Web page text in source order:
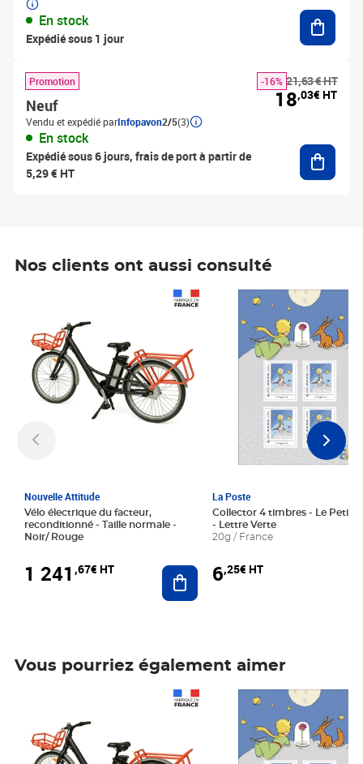
En stock
Expédié sous 1 jour
Promotion
Neuf
Vendu et expédié parInfopavon2/5(3)
En stock
Expédié sous 6 jours, frais de port à partir de
5,29 € HT
21,63 € HT
-16%
18,03€ HT
Nos clients ont aussi consulté
Nouvelle Attitude
Vélo électrique du facteur,
reconditionné - Taille normale -
Noir/ Rouge
1 241 ,67€ HT Ajouter au panier
La Poste
Collector 4 timbres - Le Petit
- Lettre Verte
20g / France
6,25€ HT
Prix 6,25€ HT
Vous pourriez également aimer
Prix 6,25€ HT